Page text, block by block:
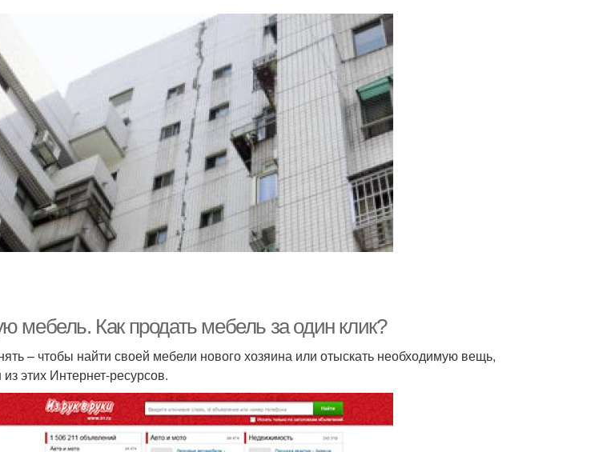
мебель. Как продать мебель за один клик?
– чтобы найти своей мебели нового хозяина или отыскать необходимую вещь,
этих Интернет-ресурсов.